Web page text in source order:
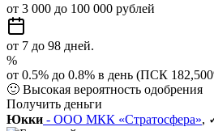
от 3 000 до 100 000 рублей
от 7 до 98 дней.
%
от 0.5% до 0.8% в день (ПСК
🙂 Высокая вероятность одобрения
Получить деньги
Юкки - ООО МКК «Стратосфера»,